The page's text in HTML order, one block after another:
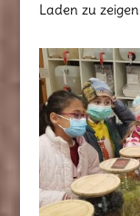
Laden zu